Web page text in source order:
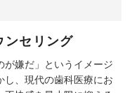
ンセリング
が嫌だ」というイメージ
し、現代の歯科医療にお